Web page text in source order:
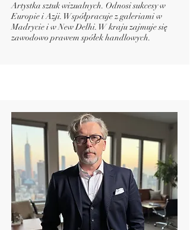
Artystka sztuk wizualnych. Odnosi sukcesy w
Europie i Azji. Współpracuje z galeriami w
Madrycie i w New Delhi. W kraju zajmuje się
zawodowo prawem spółek handlowych.